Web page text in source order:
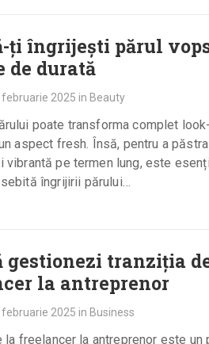
ți îngrijești părul
de durată
februarie 2025 in Beauty
poate transforma complet
aspect fresh. Însă, pentru a
vibrantă pe termen lung, este
îngrijirii părului…
gestionezi tranziția
la antreprenor
februarie 2025 in Business
la freelancer la antreprenor este